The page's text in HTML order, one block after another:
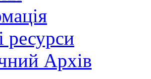
ресурси
Архів